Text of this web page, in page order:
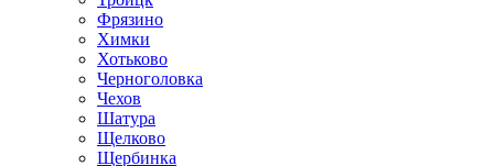
Фрязино
Химки
Хотьково
Черноголовка
Чехов
Шатура
Щелково
Щербинка